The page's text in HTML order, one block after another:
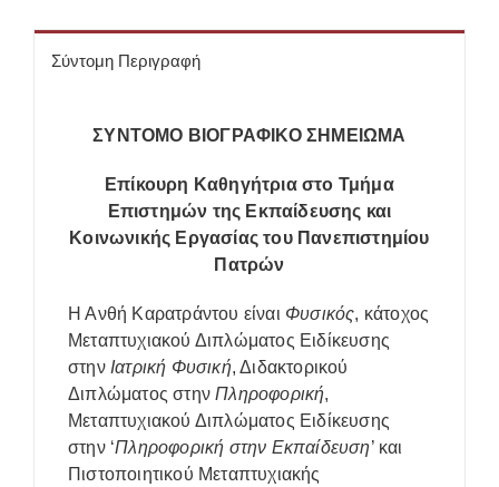
Σύντομη Περιγραφή
ΣΥΝΤΟΜΟ ΒΙΟΓΡΑΦΙΚΟ ΣΗΜΕΙΩΜΑ
Επίκουρη Καθηγήτρια στο Τμήμα
Επιστημών της Εκπαίδευσης και
Κοινωνικής Εργασίας του Πανεπιστημίου
Πατρών
Η Ανθή Καρατράντου είναι Φυσικός, κάτοχος
Μεταπτυχιακού Διπλώματος Ειδίκευσης
στην Ιατρική Φυσική, Διδακτορικού
Διπλώματος στηνΠληροφορική,
Μεταπτυχιακού Διπλώματος Ειδίκευσης
στην ‘Πληροφορική στην Εκπαίδευση’ και
Πιστοποιητικού Μεταπτυχιακής